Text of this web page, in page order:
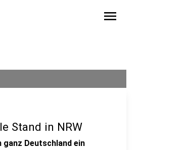
menu
Stand in NRW
Deutschland ein